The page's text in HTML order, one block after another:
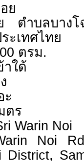
ย
ำบลบางโ
ะเทศไทย
ตรม.
ใด้
ะ
ตร
Warin Noi
Noi
District,